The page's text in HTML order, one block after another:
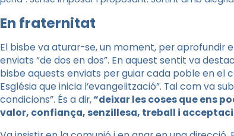
En fraternitat
El bisbe va aturar-se, un moment, per aprofundir
enviats “de dos en dos”. En aquest sentit va
bisbe aquests enviats per guiar cada poble en el
Església que inicia l’evangelització”. Tal com va
condicions”. És a dir,“deixar les coses que ens
valor, confiança, senzillesa, treball i